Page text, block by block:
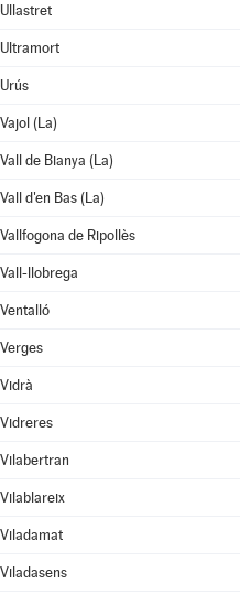
Ullastret
Ultramort
Urús
Vajol (La)
Vall de Bianya (La)
Vall d'en Bas (La)
Vallfogona de Ripollès
Vall-llobrega
Ventalló
Verges
Vidrà
Vidreres
Vilabertran
Vilablareix
Viladamat
Viladasens